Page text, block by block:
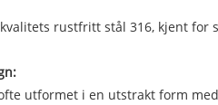
rustfritt stål 316, kjent
utformet i en utstrakt form